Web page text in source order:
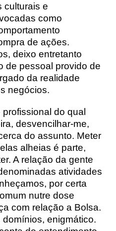
culturais e
como
de ações.
deixo entretanto
de pessoal provido de
da realidade
negócios.
do qual
desvencilhar-me,
do assunto. Meter
alheias é parte,
A relação da gente
atividades
por certa
nutre dose
com relação a Bolsa.
enigmático.